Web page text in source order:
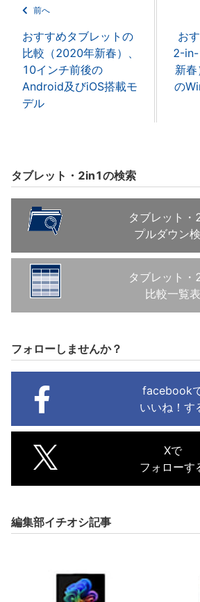
前へ
おすすめタブレットの
比較（2020年新春）、
10インチ前後の
Android及びiOS搭載モ
デル
お
2-in-
新
の
タブレット・2in1の検索
タブレット・
プルダウン
タブレット・
比較一覧表
フォローしませんか？
facebook
いいね！す
Xで
フォローす
編集部イチオシ記事